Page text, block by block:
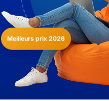
Meilleurs prix 2026